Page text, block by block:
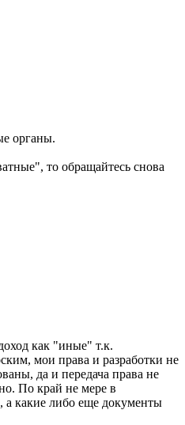
органы.
то обращайтесь снова
как "иные" т.к.
мои права и разработки не
да и передача права не
По край не мере в
а какие либо еще документы